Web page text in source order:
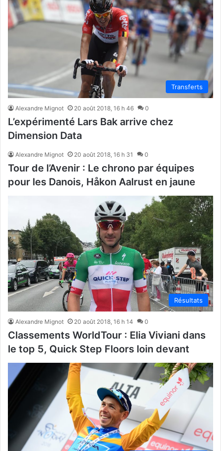
Transferts
Alexandre Mignot 20 août 2018, 16 h 46 0
L’expérimenté Lars Bak arrive chez
Dimension Data
Alexandre Mignot 20 août 2018, 16 h 31 0
Tour de l’Avenir : Le chrono par équipes
pour les Danois, Håkon Aalrust en jaune
Résultats
Alexandre Mignot 20 août 2018, 16 h 14 0
Classements WorldTour : Elia Viviani dans
le top 5, Quick Step Floors loin devant